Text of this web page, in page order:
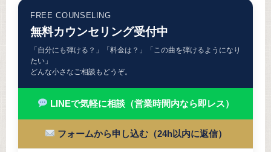
FREE COUNSELING
無料カウンセリング受付中
「自分にも弾ける？」「料金は？」「この曲を弾けるようになり
たい」
どんな小さなご相談もどうぞ。
LINEで気軽に相談（営業時間内なら即レス）
フォームから申し込む（24h以内に返信）